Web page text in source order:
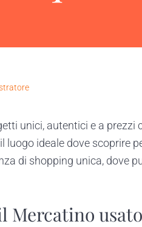
unici, autentici e a
luogo ideale dove scoprire
di shopping unica, dove
Mercatino